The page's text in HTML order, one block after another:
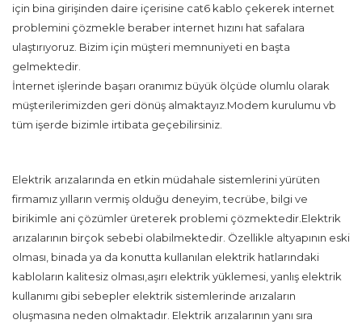
için bina girişinden daire içerisine cat6 kablo çekerek internet
problemini çözmekle beraber internet hızını hat safalara
ulaştırıyoruz. Bizim için müşteri memnuniyeti en başta
gelmektedir.
İnternet işlerinde başarı oranımız büyük ölçüde olumlu olarak
müşterilerimizden geri dönüş almaktayız.Modem kurulumu vb
tüm işerde bizimle irtibata geçebilirsiniz.
Elektrik arızalarında en etkin müdahale sistemlerini yürüten
firmamız yılların vermiş olduğu deneyim, tecrübe, bilgi ve
birikimle ani çözümler üreterek problemi çözmektedir.Elektrik
arızalarının birçok sebebi olabilmektedir. Özellikle altyapının eski
olması, binada ya da konutta kullanılan elektrik hatlarındaki
kabloların kalitesiz olması,aşırı elektrik yüklemesi, yanlış elektrik
kullanımı gibi sebepler elektrik sistemlerinde arızaların
oluşmasına neden olmaktadır. Elektrik arızalarının yanı sıra